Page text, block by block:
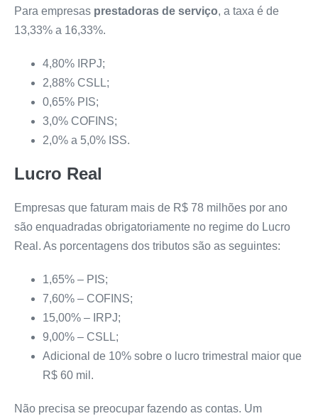
Para empresas prestadoras de serviço, a taxa é de
13,33% a 16,33%.
4,80% IRPJ;
2,88% CSLL;
0,65% PIS;
3,0% COFINS;
2,0% a 5,0% ISS.
Lucro Real
Empresas que faturam mais de R$ 78 milhões por ano
são enquadradas obrigatoriamente no regime do Lucro
Real. As porcentagens dos tributos são as seguintes:
1,65% – PIS;
7,60% – COFINS;
15,00% – IRPJ;
9,00% – CSLL;
Adicional de 10% sobre o lucro trimestral maior que
R$ 60 mil.
Não precisa se preocupar fazendo as contas. Um